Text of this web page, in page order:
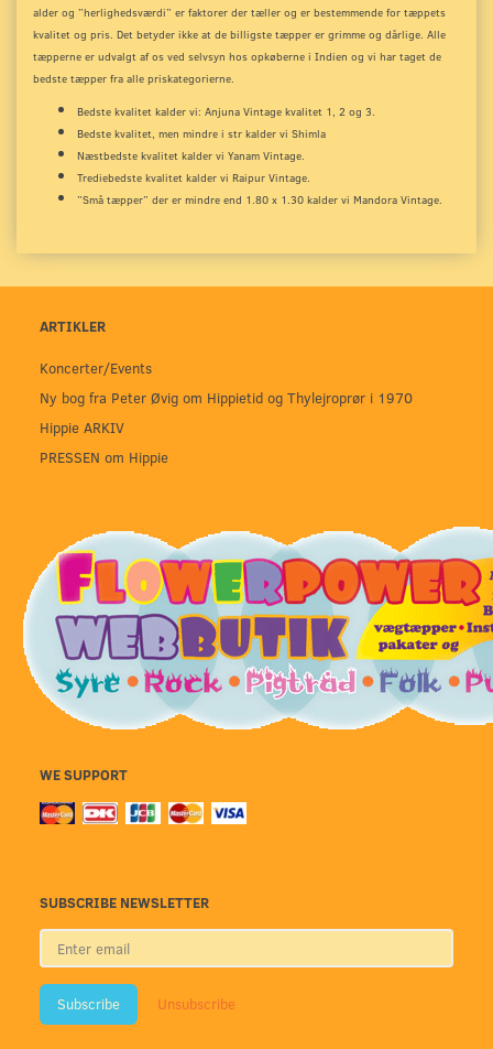
alder og ”herlighedsværdi” er faktorer der tæller og er bestemmende for tæppets
kvalitet og pris. Det betyder ikke at de billigste tæpper er grimme og dårlige. Alle
tæpperne er udvalgt af os ved selvsyn hos opkøberne i Indien og vi har taget de
bedste tæpper fra alle priskategorierne.
Bedste kvalitet kalder vi: Anjuna Vintage kvalitet 1, 2 og 3.
Bedste kvalitet, men mindre i str kalder vi Shimla
Næstbedste kvalitet kalder vi Yanam Vintage.
Trediebedste kvalitet kalder vi Raipur Vintage.
”Små tæpper” der er mindre end 1.80 x 1.30 kalder vi Mandora Vintage.
ARTIKLER
Koncerter/Events
Ny bog fra Peter Øvig om Hippietid og Thylejroprør i 1970
Hippie ARKIV
PRESSEN om Hippie
WE SUPPORT
SUBSCRIBE NEWSLETTER
Enter
email
Subscribe Unsubscribe